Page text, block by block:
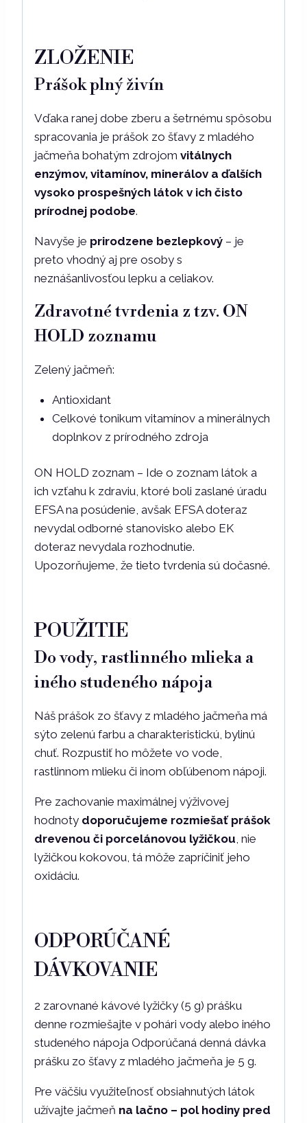
ZLOŽENIE
Prášok plný živín
Vďaka ranej dobe zberu a šetrnému spôsobu
spracovania je prášok zo šťavy z mladého
jačmeňa bohatým zdrojom vitálnych
enzýmov, vitamínov, minerálov a ďalších
vysoko prospešných látok v ich čisto
prírodnej podobe.
Navyše je prirodzene bezlepkový – je
preto vhodný aj pre osoby s
neznášanlivosťou lepku a celiakov.
Zdravotné tvrdenia z tzv. ON
HOLD zoznamu
Zelený jačmeň:
Antioxidant
Celkové tonikum vitamínov a minerálnych
doplnkov z prírodného zdroja
ON HOLD zoznam – Ide o zoznam látok a
ich vzťahu k zdraviu, ktoré boli zaslané úradu
EFSA na posúdenie, avšak EFSA doteraz
nevydal odborné stanovisko alebo EK
doteraz nevydala rozhodnutie.
Upozorňujeme, že tieto tvrdenia sú dočasné.
POUŽITIE
Do vody, rastlinného mlieka a
iného studeného nápoja
Náš prášok zo šťavy z mladého jačmeňa má
sýto zelenú farbu a charakteristickú, bylinú
chuť. Rozpustiť ho môžete vo vode,
rastlinnom mlieku či inom obľúbenom nápoji.
Pre zachovanie maximálnej výživovej
hodnoty doporučujeme rozmiešať prášok
drevenou či porcelánovou lyžičkou, nie
lyžičkou kokovou, tá môže zapríčiniť jeho
oxidáciu.
ODPORÚČANÉ
DÁVKOVANIE
2 zarovnané kávové lyžičky (5 g) prášku
denne rozmiešajte v pohári vody alebo iného
studeného nápoja Odporúčaná denná dávka
prášku zo šťavy z mladého jačmeňa je 5 g.
Pre väčšiu využiteľnosť obsiahnutých látok
užívajte jačmeň na lačno – pol hodiny pred